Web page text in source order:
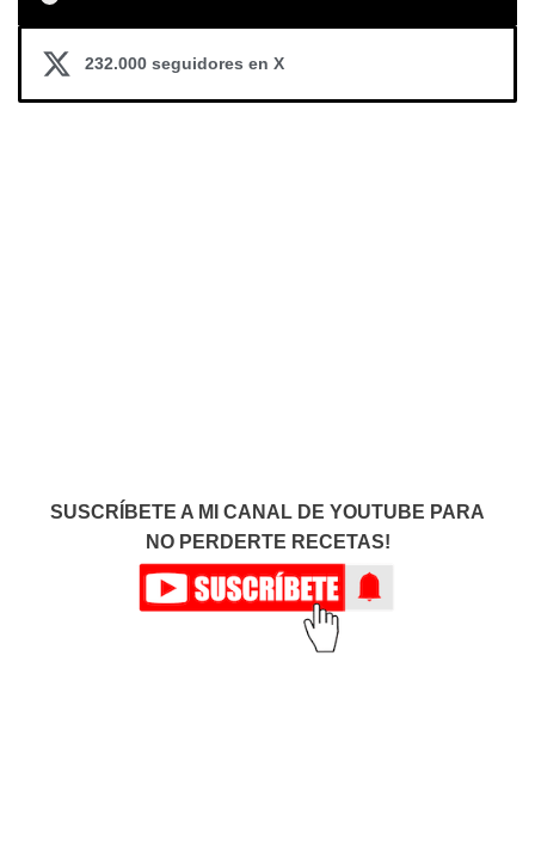
232.000 seguidores en X
SUSCRÍBETE A MI CANAL DE YOUTUBE PARA
NO PERDERTE RECETAS!